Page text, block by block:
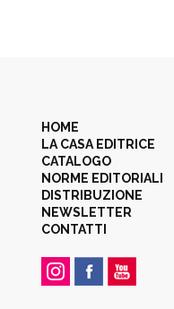
HOME
LA CASA EDITRICE
CATALOGO
NORME EDITORIALI
DISTRIBUZIONE
NEWSLETTER
CONTATTI